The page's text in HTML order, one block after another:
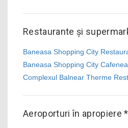
Restaurante și
Baneasa Shopping City
Baneasa Shopping City
Complexul Balnear Therme
Aeroporturi în apropiere *